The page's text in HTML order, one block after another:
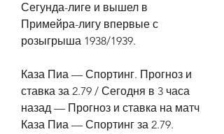
Сегунда-лиге и вышел в
Примейра-лигу впервые с
розыгрыша 1938/1939.
Каза Пиа — Спортинг. Прогноз и
ставка за 2.79 / Сегодня в 3 часа
назад — Прогноз и ставка на матч
Каза Пиа — Спортинг за 2.79.